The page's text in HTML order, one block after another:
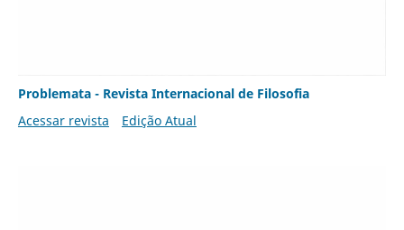
Problemata - Revista Internacional de Filosofia
Acessar revista
Edição Atual